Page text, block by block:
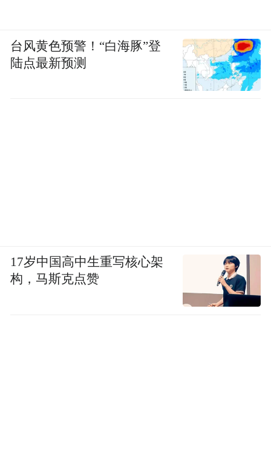
台风黄色预警！“白海豚”登
陆点最新预测
17岁中国高中生重写核心架
构，马斯克点赞